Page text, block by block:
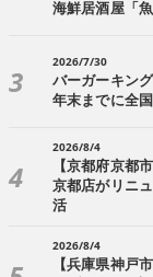
海鮮居酒屋「
2026/7/30
バーガーキン
年末までに全
2026/8/4
【京都府京都
京都店がリニ
活
2026/8/4
【兵庫県神戸